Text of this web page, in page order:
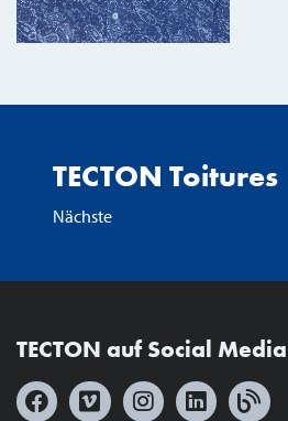
TECTON Toitures
Nächste
TECTON auf Social Media